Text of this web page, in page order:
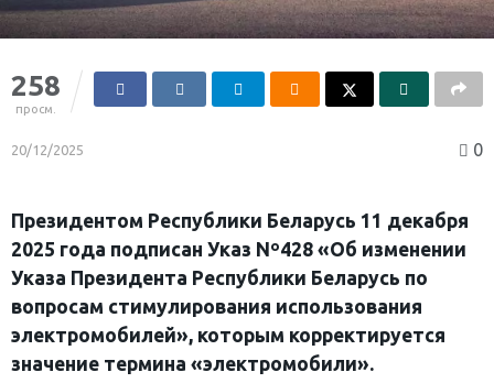
258
просм.
20/12/2025 0
Президентом Республики Беларусь 11 декабря
2025 года подписан Указ Nº428 «Об изменении
Указа Президента Республики Беларусь по
вопросам стимулирования использования
электромобилей», которым корректируется
значение термина «электромобили».